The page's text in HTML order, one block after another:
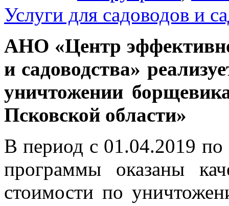
Услуги для садоводов и
АНО «Центр
и садоводства»
уничтожении
Псковской области»
В период с 01.04.2019
программы оказаны
стоимости по